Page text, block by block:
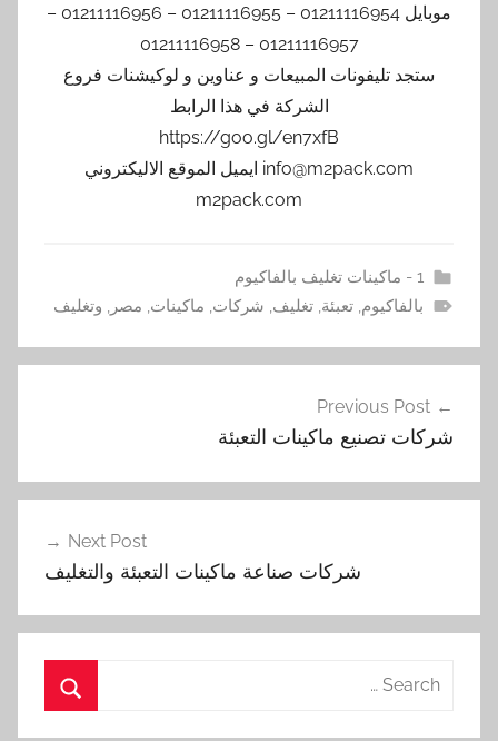
موبايل 01211116954 – 01211116955 – 01211116956 –
01211116957 – 01211116958
ستجد تليفونات المبيعات و عناوين و لوكيشنات فروع
الشركة في هذا الرابط
https://goo.gl/en7xfB
info@m2pack.com ايميل الموقع الاليكتروني
m2pack.com
1 - ماكينات تغليف بالفاكيوم
بالفاكيوم,تعبئة,تغليف, شركات, ماكينات, مصر, وتغليف
المقالات
Previous Post
شركات تصنيع ماكينات التعبئة
Next Post
شركات صناعة ماكينات التعبئة والتغليف
Search